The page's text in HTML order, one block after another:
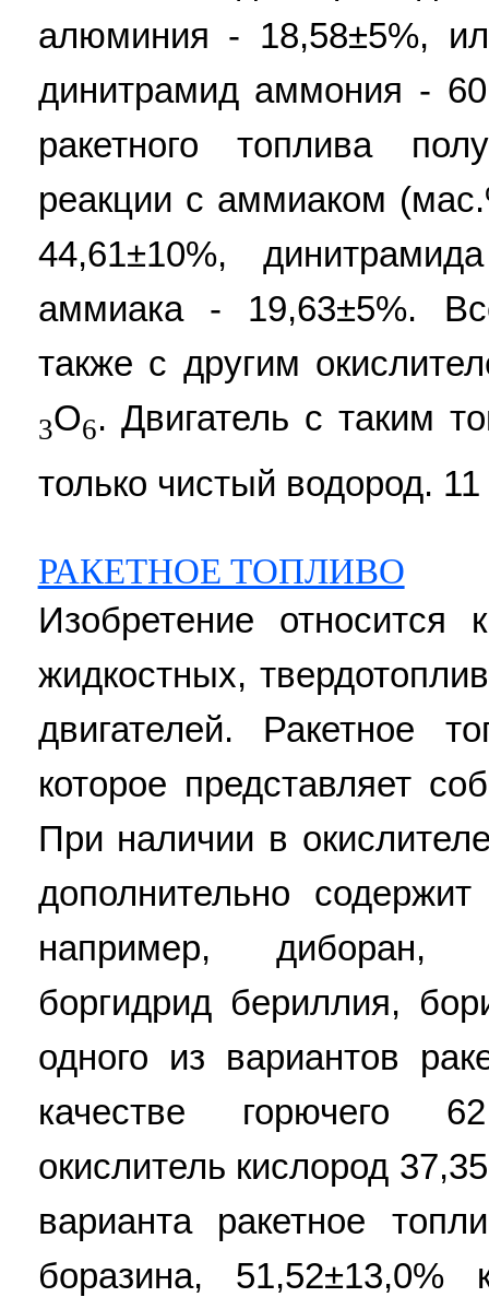
алюминия - 18,58±5%,
динитрамид аммония -
ракетного топлива
реакции с аммиаком
44,61±10%,
аммиака - 19,63±5%.
также с другим
3O6. Двигатель с таким
только чистый водород.
РАКЕТНОЕ ТОПЛИВО
Изобретение
жидкостных,
двигателей. Ракетное
которое представляет
При наличии в
дополнительно
например, диборан,
боргидрид бериллия,
одного из вариантов
качестве горючего
окислитель кислород
варианта ракетное
боразина, 51,52±13,0%